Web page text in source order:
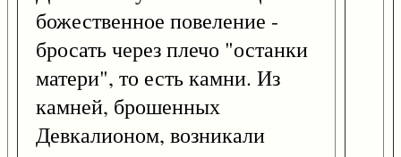
божественное повеление -
бросать через плечо "останки
матери", то есть камни. Из
камней, брошенных
Девкалионом, возникали